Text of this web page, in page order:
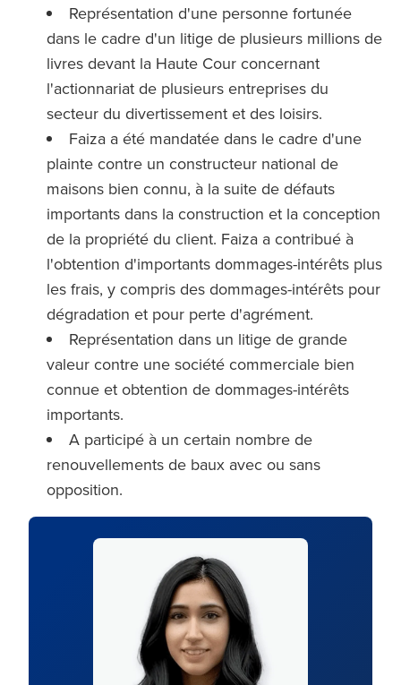
Représentation d'une personne fortunée
dans le cadre d'un litige de plusieurs millions de
livres devant la Haute Cour concernant
l'actionnariat de plusieurs entreprises du
secteur du divertissement et des loisirs.
Faiza a été mandatée dans le cadre d'une
plainte contre un constructeur national de
maisons bien connu, à la suite de défauts
importants dans la construction et la conception
de la propriété du client. Faiza a contribué à
l'obtention d'importants dommages-intérêts plus
les frais, y compris des dommages-intérêts pour
dégradation et pour perte d'agrément.
Représentation dans un litige de grande
valeur contre une société commerciale bien
connue et obtention de dommages-intérêts
importants.
A participé à un certain nombre de
renouvellements de baux avec ou sans
opposition.